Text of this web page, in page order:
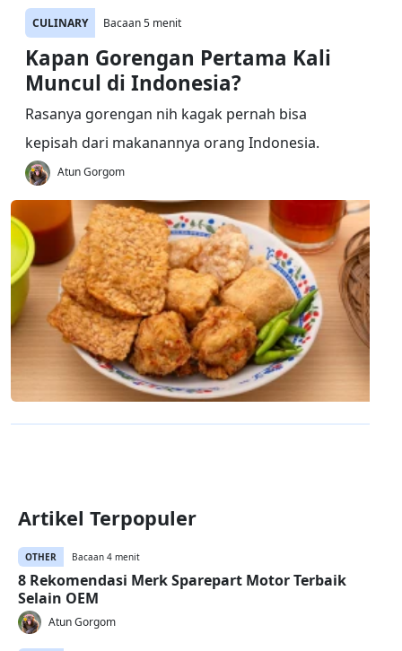
CULINARY Bacaan 5 menit
Kapan Gorengan Pertama Kali
Muncul di Indonesia?
Rasanya gorengan nih kagak pernah bisa
kepisah dari makanannya orang Indonesia.
Atun Gorgom
Artikel Terpopuler
OTHER Bacaan 4 menit
8 Rekomendasi Merk Sparepart Motor Terbaik
Selain OEM
Atun Gorgom